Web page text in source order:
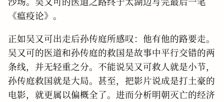
《瘟疫论》。
正如吴又可出走后孙传庭所感叹：他有他的路要走。
吴又可的医道和孙传庭的救国是故事中平行交错的两
条线，并无轻重之分。不能说吴又可救人就是小节，
孙传庭救国就是大局。甚至，把影片说成是打土豪的
电影，就更属以偏概全了。进而分析明朝灭亡的经济